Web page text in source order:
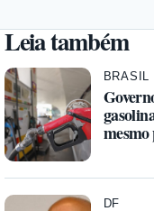
Leia também
BRASIL
DF